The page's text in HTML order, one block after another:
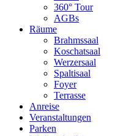
360° Tour
AGBs
Räume
Brahmssaal
Koschatsaal
Werzersaal
Spaltisaal
Foyer
Terrasse
Anreise
Veranstaltungen
Parken